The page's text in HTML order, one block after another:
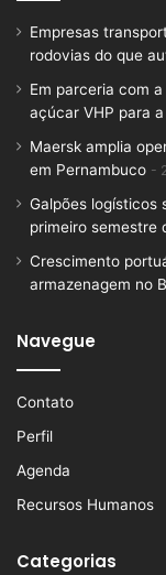
Empresas
rodovias do que
Em parceria com
açúcar VHP para a
Maersk amplia
em Pernambuco
Galpões logísticos
primeiro semestre
Crescimento
armazenagem no
Navegue
Contato
Perfil
Agenda
Recursos Humanos
Categorias